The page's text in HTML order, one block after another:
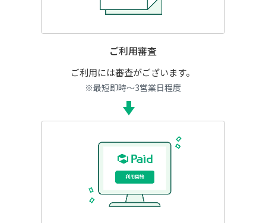
ご利用審査
ご利用には審査がございます。
※最短即時～3営業日程度